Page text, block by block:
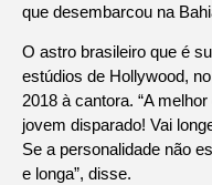
que desembarcou na
O astro brasileiro que é
estúdios de Hollywood,
2018 à cantora. “A
jovem disparado! Vai
Se a personalidade não
e longa”, disse.